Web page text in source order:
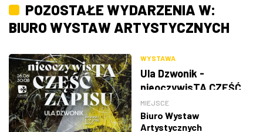
POZOSTAŁE WYDARZENIA W:
BIURO WYSTAW ARTYSTYCZNYCH
WYSTAWA
Ula Dzwonik -
nieoczywisTA CZĘŚĆ
ZAPISU
MIEJSCE
Biuro Wystaw
Artystycznych